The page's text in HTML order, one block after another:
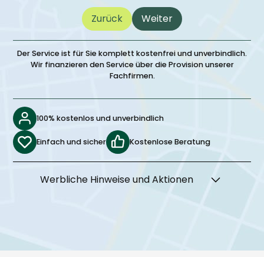
Zurück
Weiter
Der Service ist für Sie komplett kostenfrei und unverbindlich.
Wir finanzieren den Service über die Provision unserer
Fachfirmen.
100% kostenlos und unverbindlich
Einfach und sicher Kostenlose Beratung
Werbliche Hinweise und Aktionen